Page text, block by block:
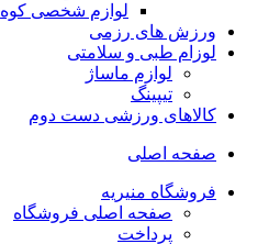
لوازم شخصی کوه
ورزش های رزمی
لوزام طبی و سلامتی
لوازم ماساژ
تیپینگ
کالاهای ورزشی دست دوم
صفحه اصلی
فروشگاه منیریه
صفحه اصلی فروشگاه
پرداخت